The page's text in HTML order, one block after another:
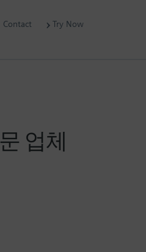
업체
Contact Try Now